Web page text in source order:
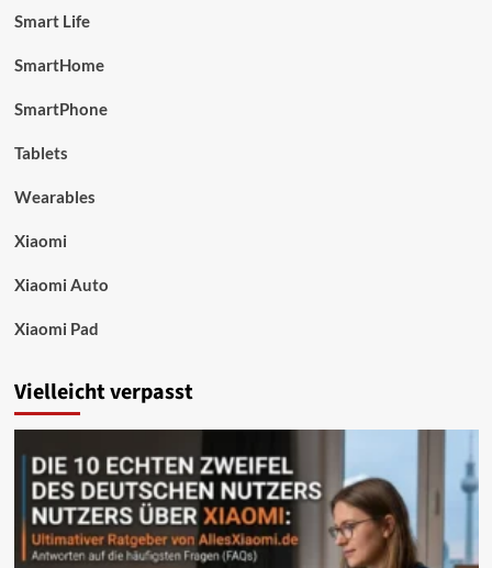
Smart Life
SmartHome
SmartPhone
Tablets
Wearables
Xiaomi
Xiaomi Auto
Xiaomi Pad
Vielleicht verpasst